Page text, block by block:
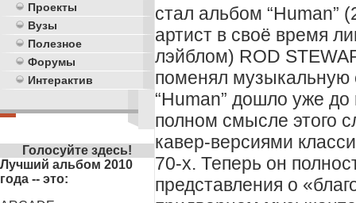
Проекты
Вузы
Полезное
Форумы
Интерактив
Голосуйте здесь!
Лучший альбом 2010
года -- это:
стал альбом “Human”
артист в своё время
лэйблом) ROD
поменял музыкальную
“Human” дошло уже до
полном смысле этого
кавер-версиями
70-х. Теперь он
представления о